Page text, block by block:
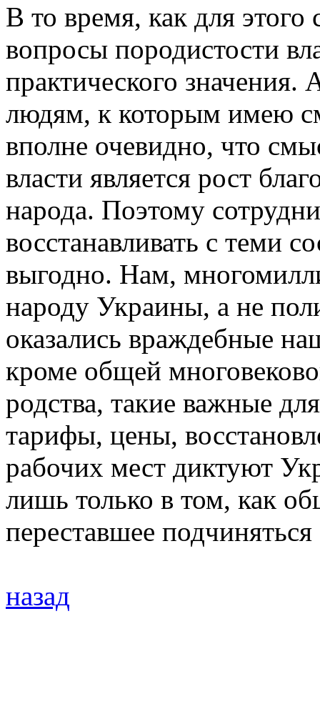
В то время, как для этого
вопросы породистости
практического
людям, к которым имею
вполне очевидно, что
власти является рост
народа. Поэтому
восстанавливать с теми
выгодно. Нам,
народу Украины, а не
оказались враждебные
кроме общей
родства, такие важные
тарифы, цены,
рабочих мест диктуют
лишь только в том, как
переставшее
назад